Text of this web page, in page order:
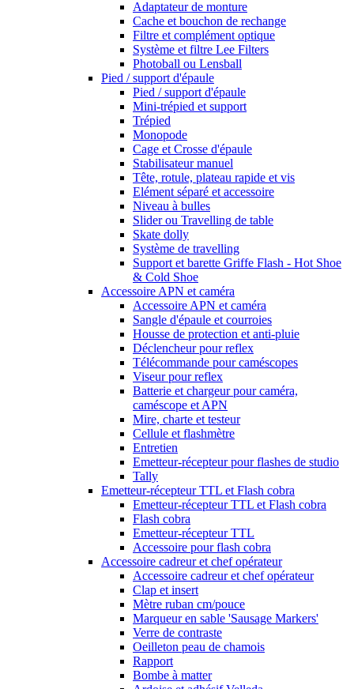
Adaptateur de monture
Cache et bouchon de rechange
Filtre et complément optique
Système et filtre Lee Filters
Photoball ou Lensball
Pied / support d'épaule
Pied / support d'épaule
Mini-trépied et support
Trépied
Monopode
Cage et Crosse d'épaule
Stabilisateur manuel
Tête, rotule, plateau rapide et vis
Elément séparé et accessoire
Niveau à bulles
Slider ou Travelling de table
Skate dolly
Système de travelling
Support et barette Griffe Flash - Hot Shoe
& Cold Shoe
Accessoire APN et caméra
Accessoire APN et caméra
Sangle d'épaule et courroies
Housse de protection et anti-pluie
Déclencheur pour reflex
Télécommande pour caméscopes
Viseur pour reflex
Batterie et chargeur pour caméra,
caméscope et APN
Mire, charte et testeur
Cellule et flashmètre
Entretien
Emetteur-récepteur pour flashes de studio
Tally
Emetteur-récepteur TTL et Flash cobra
Emetteur-récepteur TTL et Flash cobra
Flash cobra
Emetteur-récepteur TTL
Accessoire pour flash cobra
Accessoire cadreur et chef opérateur
Accessoire cadreur et chef opérateur
Clap et insert
Mètre ruban cm/pouce
Marqueur en sable 'Sausage Markers'
Verre de contraste
Oeilleton peau de chamois
Rapport
Bombe à matter